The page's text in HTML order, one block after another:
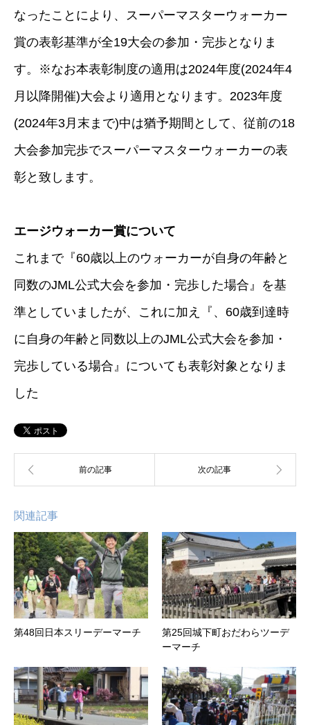
なったことにより、スーパーマスターウォーカー
賞の表彰基準が全19大会の参加・完歩となりま
す。※なお本表彰制度の適用は2024年度(2024年4
月以降開催)大会より適用となります。2023年度
(2024年3月末まで)中は猶予期間として、従前の18
大会参加完歩でスーパーマスターウォーカーの表
彰と致します。
エージウォーカー賞について
これまで『60歳以上のウォーカーが自身の年齢と
同数のJML公式大会を参加・完歩した場合』を基
準としていましたが、これに加え『、60歳到達時
に自身の年齢と同数以上のJML公式大会を参加・
完歩している場合』についても表彰対象となりま
した
関連記事
第48回日本スリーデーマーチ
第25回城下町おだわらツーデ
ーマーチ